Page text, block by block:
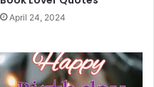
April 24, 2024